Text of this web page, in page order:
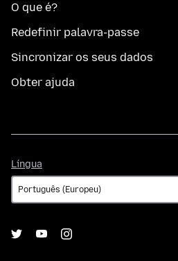
O que é?
Redefinir palavra-passe
Sincronizar os seus dados
Obter ajuda
Língua